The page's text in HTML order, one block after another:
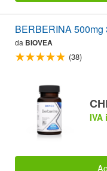
BERBERINA
da BIOVEA
(38)
IVA